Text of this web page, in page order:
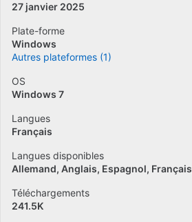
27 janvier 2025
Plate-forme
Windows
Autres plateformes (1)
OS
Windows 7
Langues
Français
Langues disponibles
Allemand Anglais Espagnol Français
Téléchargements
241.5K